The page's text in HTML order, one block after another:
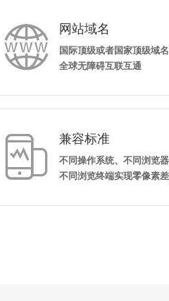
 网站域名
国际顶级或者国家顶级域名
全球无障碍互联互通
 兼容标准
不同操作系统、不同浏览器
不同浏览终端实现零像素